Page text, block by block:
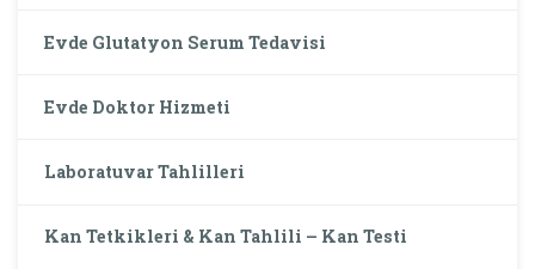
Evde Glutatyon Serum Tedavisi
Evde Doktor Hizmeti
Laboratuvar Tahlilleri
Kan Tetkikleri & Kan Tahlili – Kan Testi